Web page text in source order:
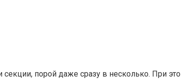
порой даже сразу в несколько. При